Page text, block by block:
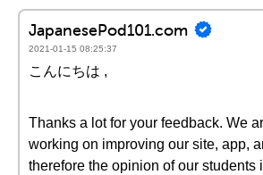
JapanesePod101.com
2021-01-15 08:25:37
こんにちは ,
Thanks a lot for your feedback. We
working on improving our site, app,
therefore the opinion of our students